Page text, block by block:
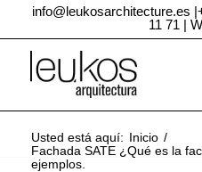
info@leukosarchitecture.es |
11 71 |
Usted está aquí: Inicio /
Fachada SATE ¿Qué es la
ejemplos.